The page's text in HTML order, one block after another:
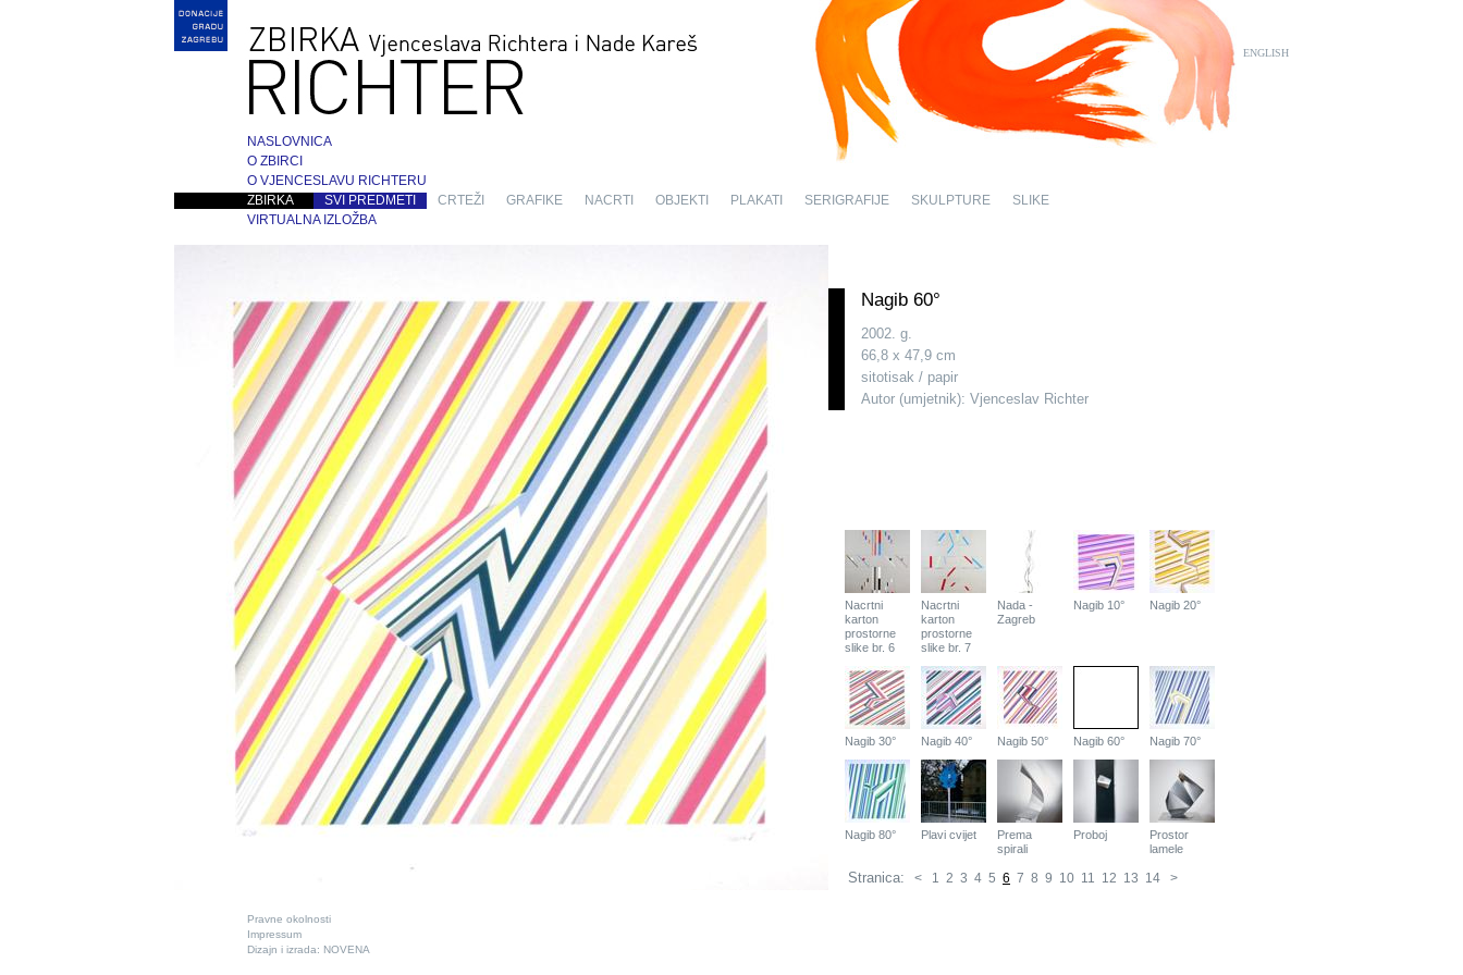
ENGLISH
NASLOVNICA
O ZBIRCI
O VJENCESLAVU RICHTERU
ZBIRKA
SVI PREDMETI CRTEŽI GRAFIKE NACRTI OBJEKTI PLAKATI SERIGRAFIJE SKULPTURE
SLIKE
VIRTUALNA IZLOŽBA
Nagib 60°
2002. g.
66,8 x 47,9 cm
sitotisak / papir
Autor (umjetnik): Vjenceslav Richter
Nacrtni
karton
prostorne
slike br. 6
Nacrtni
karton
prostorne
slike br. 7
Nada -
Zagreb
Nagib 10° Nagib 20°
Nagib 30° Nagib 40° Nagib 50° Nagib 60° Nagib 70°
Nagib 80° Plavi cvijet
Prema
spirali
Proboj
Prostor
lamele
Stranica: < 1 2 3 4 5 6 7 8 9 10 11 12 13 14 >
Pravne okolnosti
Impressum
Dizajn i izrada: NOVENA